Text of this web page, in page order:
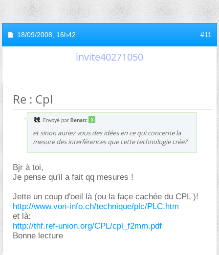
18/09/2008, 16h42 #11
invite40271050
Re : Cpl
Envoyé par Benarc
et sinon auriez vous des idées en ce qui concerne la
mesure des interférences que cette technologie crée?
Bjr à toi,
Je pense qu'il a fait qq mesures !
Jette un coup d'oeil là (ou la façe cachée du CPL )!
http://www.von-info.ch/technique/plc/PLC.htm
et là:
http://thf.ref-union.org/CPL/cpl_f2mm.pdf
Bonne lecture